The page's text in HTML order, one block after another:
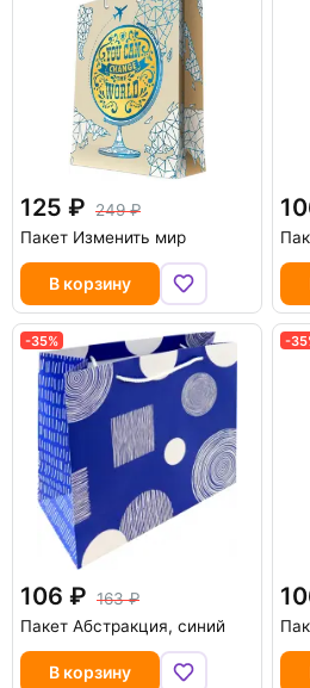
125
249
Пакет Изменить мир
В корзину
-35%
106
163
Пакет Абстракция, синий
В корзину
-